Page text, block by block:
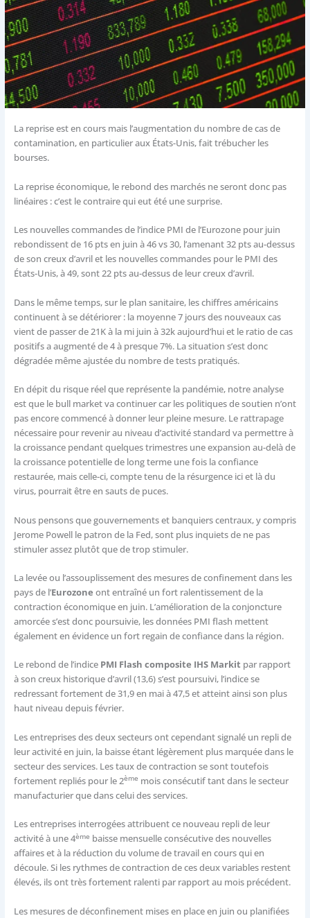
La reprise est en cours mais l’augmentation du nombre de cas de
contamination, en particulier aux États-Unis, fait trébucher les
bourses.
La reprise économique, le rebond des marchés ne seront donc pas
linéaires : c’est le contraire qui eut été une surprise.
Les nouvelles commandes de l’indice PMI de l’Eurozone pour juin
rebondissent de 16 pts en juin à 46 vs 30, l’amenant 32 pts au-dessus
de son creux d’avril et les nouvelles commandes pour le PMI des
États-Unis, à 49, sont 22 pts au-dessus de leur creux d’avril.
Dans le même temps, sur le plan sanitaire, les chiffres américains
continuent à se détériorer : la moyenne 7 jours des nouveaux cas
vient de passer de 21K à la mi juin à 32k aujourd’hui et le ratio de cas
positifs a augmenté de 4 à presque 7%. La situation s’est donc
dégradée même ajustée du nombre de tests pratiqués.
En dépit du risque réel que représente la pandémie, notre analyse
est que le bull market va continuer car les politiques de soutien n’ont
pas encore commencé à donner leur pleine mesure. Le rattrapage
nécessaire pour revenir au niveau d’activité standard va permettre à
la croissance pendant quelques trimestres une expansion au-delà de
la croissance potentielle de long terme une fois la confiance
restaurée, mais celle-ci, compte tenu de la résurgence ici et là du
virus, pourrait être en sauts de puces.
Nous pensons que gouvernements et banquiers centraux, y compris
Jerome Powell le patron de la Fed, sont plus inquiets de ne pas
stimuler assez plutôt que de trop stimuler.
La levée ou l’assouplissement des mesures de confinement dans les
pays de l’Eurozone ont entraîné un fort ralentissement de la
contraction économique en juin. L’amélioration de la conjoncture
amorcée s’est donc poursuivie, les données PMI flash mettent
également en évidence un fort regain de confiance dans la région.
Le rebond de l’indice PMI Flash composite IHS Markit par rapport
à son creux historique d’avril (13,6) s’est poursuivi, l’indice se
redressant fortement de 31,9 en mai à 47,5 et atteint ainsi son plus
haut niveau depuis février.
Les entreprises des deux secteurs ont cependant signalé un repli de
leur activité en juin, la baisse étant légèrement plus marquée dans le
secteur des services. Les taux de contraction se sont toutefois
fortement repliés pour le 2ème mois consécutif tant dans le secteur
manufacturier que dans celui des services.
Les entreprises interrogées attribuent ce nouveau repli de leur
activité à une 4ème baisse mensuelle consécutive des nouvelles
affaires et à la réduction du volume de travail en cours qui en
découle. Si les rythmes de contraction de ces deux variables restent
élevés, ils ont très fortement ralenti par rapport au mois précédent.
Les mesures de déconfinement mises en place en juin ou planifiées